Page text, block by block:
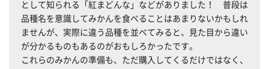
として知られる「紅まどんな」などがありました！ 普段は
品種名を意識してみかんを食べることはあまりないかもしれ
ませんが、実際に違う品種を並べてみると、見た目から違い
が分かるものもあるのがおもしろかったです。
これらのみかんの準備も、ただ購入してくるだけではなく、